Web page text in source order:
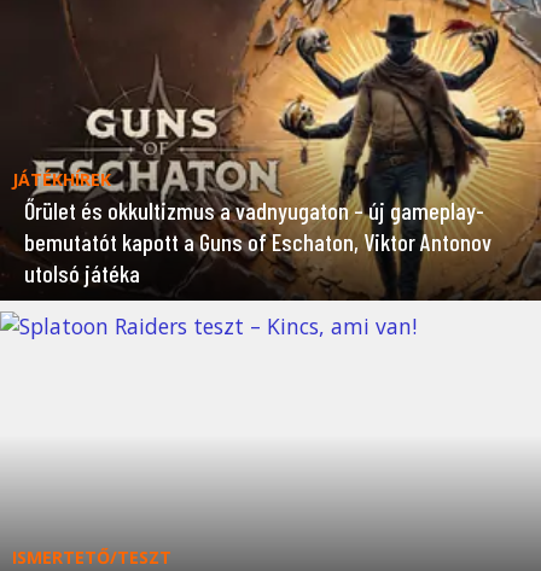
JÁTÉKHÍREK
Őrület és okkultizmus a vadnyugaton – új gameplay-
bemutatót kapott a Guns of Eschaton, Viktor Antonov
utolsó játéka
ISMERTETŐ/TESZT